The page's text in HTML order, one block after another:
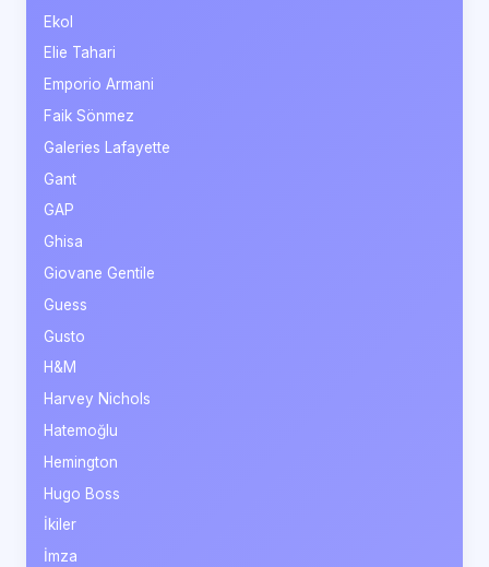
Ekol
Elie Tahari
Emporio Armani
Faik Sönmez
Galeries Lafayette
Gant
GAP
Ghisa
Giovane Gentile
Guess
Gusto
H&M
Harvey Nichols
Hatemoğlu
Hemington
Hugo Boss
İkiler
İmza